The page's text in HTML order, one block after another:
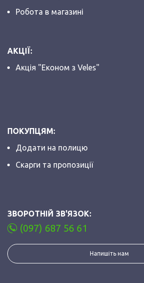
Робота в магазині
АКЦІЇ:
Акція "Економ з Veles"
ПОКУПЦЯМ:
Додати на полицю
Скарги та пропозиції
ЗВОРОТНІЙ ЗВ'ЯЗОК:
(097) 687 56 61
Напишіть нам